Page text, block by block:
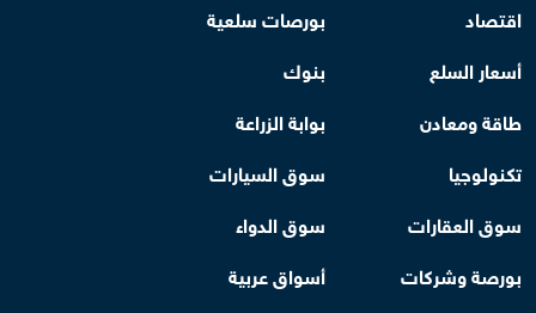
اقتصاد
بورصات سلعية
أسعار السلع
بنوك
طاقة ومعادن
بوابة الزراعة
تكنولوجيا
سوق السيارات
سوق العقارات
سوق الدواء
بورصة وشركات
أسواق عربية